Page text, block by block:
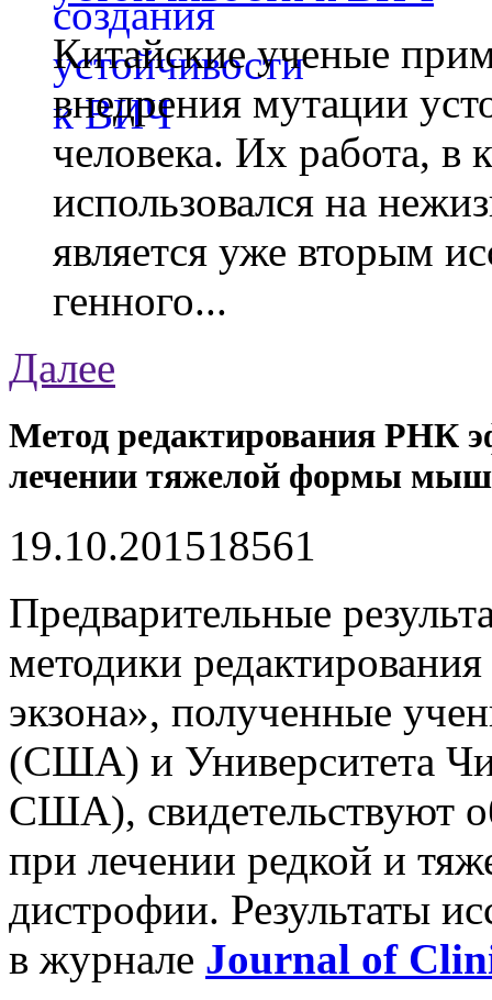
Китайские ученые
внедрения мутации
человека. Их работа, в
использовался на
является уже вторым
генного...
Далее
Метод редактирования РНК
лечении тяжелой формы
19.10.201518561
Предварительные
методики
экзона», полученные
(США) и Университета
США), свидетельствуют
при лечении редкой и
дистрофии. Результаты
в журнале Journal of